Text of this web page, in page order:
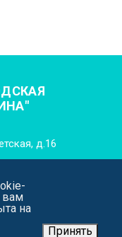
д.16
вам
на
Принять